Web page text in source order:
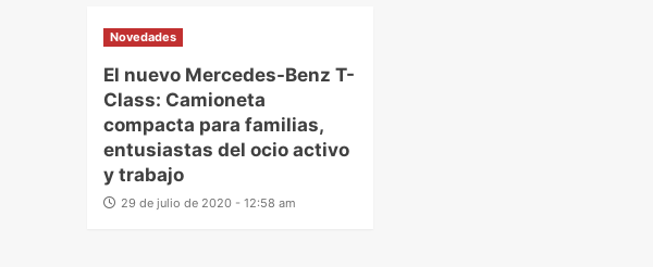
Novedades
El nuevo Mercedes-Benz T-
Class: Camioneta
compacta para familias,
entusiastas del ocio activo
y trabajo
29 de julio de 2020 - 12:58 am